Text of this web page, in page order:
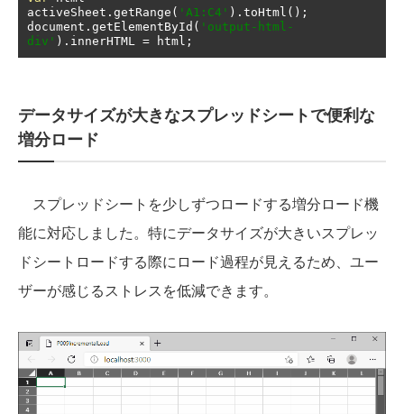
activeSheet . getRange ( 'A1:C4' ). toHtml ();
document . getElementById ( 'output-html-
div' ). innerHTML = html ;
データサイズが大きなスプレッドシートで便利な
増分ロード
スプレッドシートを少しずつロードする増分ロード機
能に対応しました。特にデータサイズが大きいスプレッ
ドシートロードする際にロード過程が見えるため、ユー
ザーが感じるストレスを低減できます。